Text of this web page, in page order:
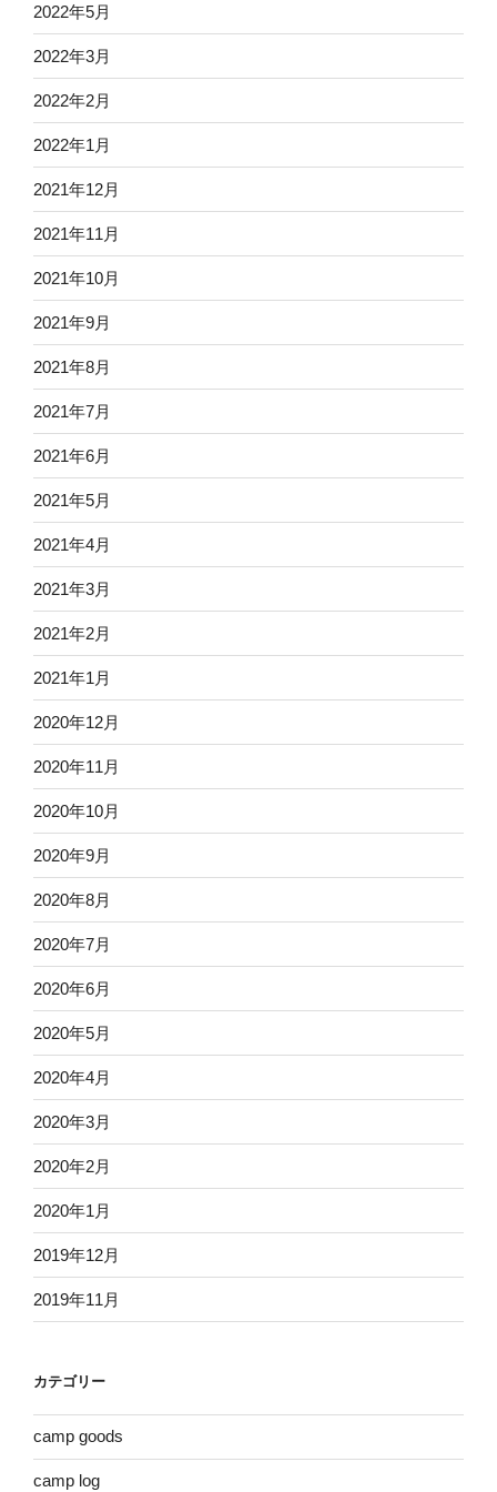
2022年5月
2022年3月
2022年2月
2022年1月
2021年12月
2021年11月
2021年10月
2021年9月
2021年8月
2021年7月
2021年6月
2021年5月
2021年4月
2021年3月
2021年2月
2021年1月
2020年12月
2020年11月
2020年10月
2020年9月
2020年8月
2020年7月
2020年6月
2020年5月
2020年4月
2020年3月
2020年2月
2020年1月
2019年12月
2019年11月
カテゴリー
camp goods
camp log